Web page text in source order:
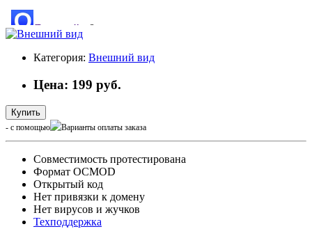
Категория: Внешний вид
Цена: 199 руб.
Купить
- с помощью
Cовместимость протестирована
Формат OCMOD
Открытый код
Нет привязки к домену
Нет вирусов и жучков
Техподдержка